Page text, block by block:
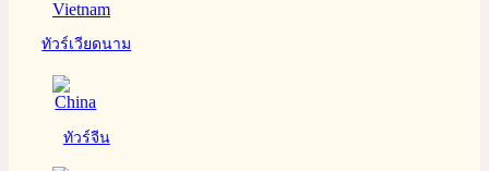
ทัวร์เวียดนาม
ทัวร์จีน